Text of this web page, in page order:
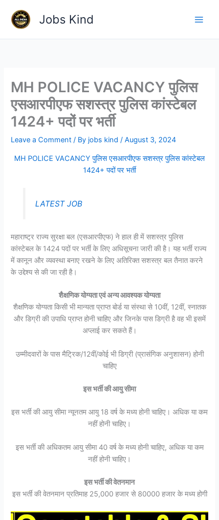
content
Jobs Kind
MH POLICE VACANCY पुलिस
एसआरपीएफ सशस्त्र पुलिस कांस्टेबल
1424+ पदों पर भर्ती
Leave a Comment / By jobs kind/August 3, 2024
MH POLICE VACANCY पुलिस एसआरपीएफ सशस्त्र पुलिस कांस्टेबल
1424+ पदों पर भर्ती
LATEST JOB
महाराष्ट्र राज्य सुरक्षा बल (एसआरपीएफ) ने हाल ही में सशस्त्र पुलिस
कांस्टेबल के 1424 पदों पर भर्ती के लिए अधिसूचना जारी की है। यह भर्ती राज्य
में कानून और व्यवस्था बनाए रखने के लिए अतिरिक्त सशस्त्र बल तैनात करने
के उद्देश्य से की जा रही है।
शैक्षणिक योग्यता एवं अन्य आवश्यक योग्यता
शैक्षणिक योग्यता किसी भी मान्यता प्राप्त बोर्ड या संस्था से 10वीं, 12वीं, स्नातक
और डिग्री की उपाधि प्राप्त होनी चाहिए और जिनके पास डिग्री है वह भी इसमें
अप्लाई कर सकते हैं।
उम्मीदवारों के पास मैट्रिक/12वीं/कोई भी डिग्री (प्रासंगिक अनुशासन) होनी
चाहिए
इस भर्ती की आयु सीमा
इस भर्ती की आयु सीमा न्यूनतम आयु 18 वर्ष के मध्य होनी चाहिए। अधिक या कम
नहीं होनी चाहिए।
इस भर्ती की अधिकतम आयु सीमा 40 वर्ष के मध्य होनी चाहिए, अधिक या कम
नहीं होनी चाहिए।
इस भर्ती की वेतनमान
इस भर्ती की वेतनमान प्रतिमाह 25,000 हजार से 80000 हजार के मध्य होगी